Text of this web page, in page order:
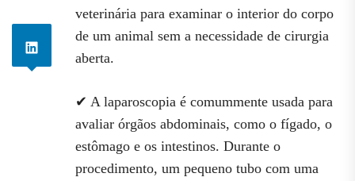
veterinária para examinar o interior do corpo
de um animal sem a necessidade de cirurgia
aberta.
✔ A laparoscopia é comummente usada para
avaliar órgãos abdominais, como o fígado, o
estômago e os intestinos. Durante o
procedimento, um pequeno tubo com uma